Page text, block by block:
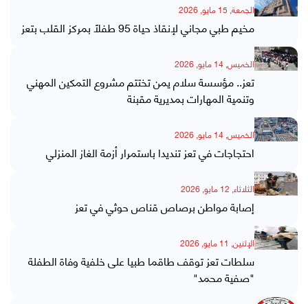
الجمعة, 15 مايو, 2026
مخيم طبي مجاني لإنقاذ حياة 95 طفلاً بمركز القلب بتعز
الخميس, 14 مايو, 2026
تعز.. مؤسسة سلام يمن تختتم مشروع التمكين المهني
وتنمية المهارات بمديرية مقبنة
الخميس, 14 مايو, 2026
احتجاجات في تعز تنديدا باستمرار أزمة الغاز المنزلي
الثلاثاء, 12 مايو, 2026
إصابة مواطن برصاص قناص حوثي في تعز
الإثنين, 11 مايو, 2026
سلطات تعز توقف طاقما طبيا على خلفية وفاة الطفلة
"صفية محمد"